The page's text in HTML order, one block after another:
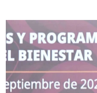
humedad y el
lluvias en el centro